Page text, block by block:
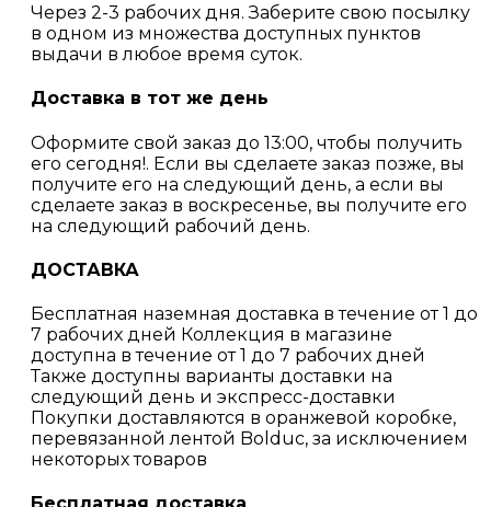
Через 2-3 рабочих дня. Заберите свою посылку
в одном из множества доступных пунктов
выдачи в любое время суток.
Доставка в тот же день
Оформите свой заказ до 13:00, чтобы получить
его сегодня!. Если вы сделаете заказ позже, вы
получите его на следующий день, а если вы
сделаете заказ в воскресенье, вы получите его
на следующий рабочий день.
ДОСТАВКА
Бесплатная наземная доставка в течение от 1 до
7 рабочих дней Коллекция в магазине
доступна в течение от 1 до 7 рабочих дней
Также доступны варианты доставки на
следующий день и экспресс-доставки
Покупки доставляются в оранжевой коробке,
перевязанной лентой Bolduc, за исключением
некоторых товаров